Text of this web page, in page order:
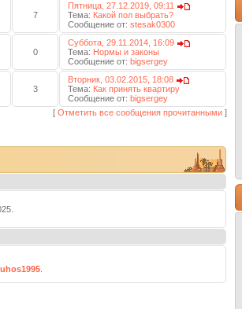
7
Пятница, 27.12.2019, 09:11
Тема: Какой пол выбрать?
Сообщение от: stesak0300
0
Суббота, 29.11.2014, 16:09
Тема: Нормы и законы
Сообщение от: bigsergey
3
Вторник, 03.02.2015, 18:08
Тема: Как принять квартиру
Сообщение от: bigsergey
[ Отметить все сообщения прочитанными ]